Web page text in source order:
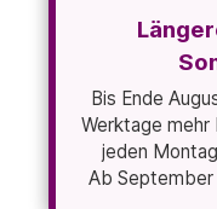
Bis Ende
Werktage
jeden
Ab September